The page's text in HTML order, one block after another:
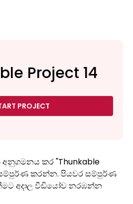
Project 14
PROJECT
කර "Thunkable
සම්පුර්ණ කරන්න. පියවර සම්පුර්ණ
අදාල වීඩියෝව නරඹන්න